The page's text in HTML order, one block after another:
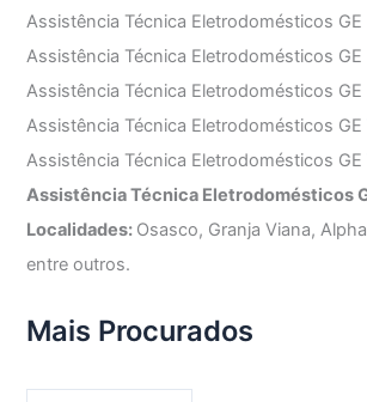
Assistência Técnica Eletrodomésticos GE
Assistência Técnica Eletrodomésticos GE
Assistência Técnica Eletrodomésticos GE
Assistência Técnica Eletrodomésticos GE
Assistência Técnica Eletrodomésticos GE
Assistência Técnica Eletrodomésticos
Localidades: Osasco, Granja Viana,
entre outros.
Mais Procurados